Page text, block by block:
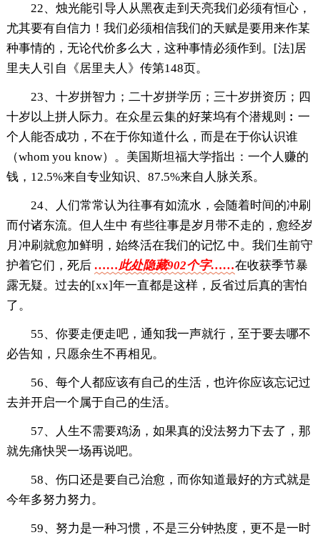
22、烛光能引导人从黑夜走到天亮我们必须有恒心，
尤其要有自信力！我们必须相信我们的天赋是要用来作某
种事情的，无论代价多么大，这种事情必须作到。[法]居
里夫人引自《居里夫人》传第148页。
23、十岁拼智力；二十岁拼学历；三十岁拼资历；四
十岁以上拼人际力。在众星云集的好莱坞有个潜规则︰一
个人能否成功，不在于你知道什么，而是在于你认识谁
（whom you know）。美国斯坦福大学指出：一个人赚的
钱，12.5%来自专业知识、87.5%来自人脉关系。
24、人们常常认为往事有如流水，会随着时间的冲刷
而付诸东流。但人生中 有些往事是岁月带不走的，愈经岁
月冲刷就愈加鲜明，始终活在我们的记忆 中。我们生前守
护着它们，死后 ……此处隐藏902个字……在收获季节暴
露无疑。过去的[xx]年一直都是这样，反省过后真的害怕
了。
55、你要走便走吧，通知我一声就行，至于要去哪不
必告知，只愿余生不再相见。
56、每个人都应该有自己的生活，也许你应该忘记过
去并开启一个属于自己的生活。
57、人生不需要鸡汤，如果真的没法努力下去了，那
就先痛快哭一场再说吧。
58、伤口还是要自己治愈，而你知道最好的方式就是
今年多努力努力。
59、努力是一种习惯，不是三分钟热度，更不是一时